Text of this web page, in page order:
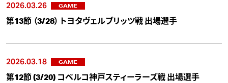
2026.03.26 GAME
第13節 （3/28） トヨタヴェルブリッツ戦 出場選手
2026.03.18 GAME
第12節 (3/20) コベルコ神戸スティーラーズ戦 出場選手